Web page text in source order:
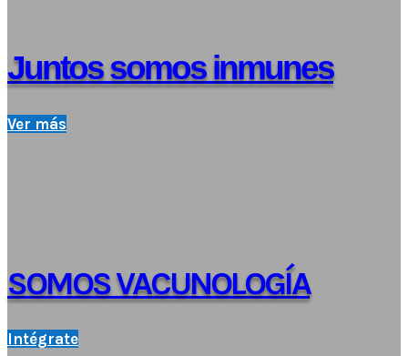
Juntos somos inmunes
Ver más
SOMOS VACUNOLOGÍA
Intégrate